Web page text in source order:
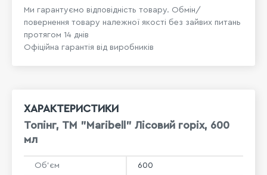
Ми гарантуємо відповідність товару. Обмін/
повернення товару належної якості без зайвих питань
протягом 14 днів
Офіційна гарантія від виробників
ХАРАКТЕРИСТИКИ
Топінг, ТМ "Maribell" Лісовий горіх, 600
мл
Об'єм 600